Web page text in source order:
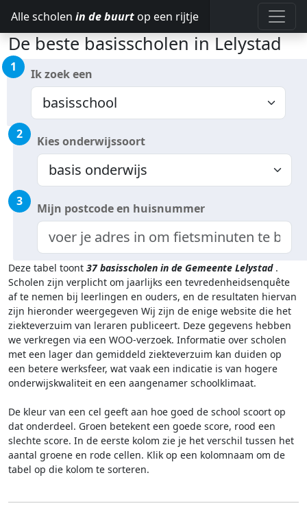
Alle scholen in de buurt op een rijtje
De beste basisscholen in Lelystad
1 Ik zoek een
2 Kies onderwijssoort
3 Mijn postcode en huisnummer
Deze tabel toont 37 basisscholen in de Gemeente Lelystad .
Scholen zijn verplicht om jaarlijks een tevredenheidsenquête
af te nemen bij leerlingen en ouders, en de resultaten hiervan
zijn hieronder weergegeven Wij zijn de enige website die het
ziekteverzuim van leraren publiceert. Deze gegevens hebben
we verkregen via een WOO-verzoek. Informatie over scholen
met een lager dan gemiddeld ziekteverzuim kan duiden op
een betere werksfeer, wat vaak een indicatie is van hogere
onderwijskwaliteit en een aangenamer schoolklimaat.
De kleur van een cel geeft aan hoe goed de school scoort op
dat onderdeel. Groen betekent een goede score, rood een
slechte score. In de eerste kolom zie je het verschil tussen het
aantal groene en rode cellen. Klik op een kolomnaam om de
tabel op die kolom te sorteren.